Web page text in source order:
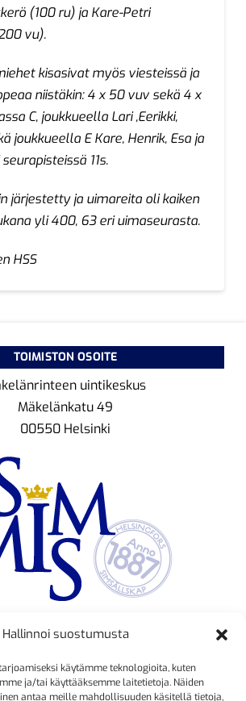
Hallinnoi suostumusta
käytämme teknologioita, kuten
ja/tai käyttääksemme laitetietoja. Näiden
antaa meille mahdollisuuden käsitellä tietoja,
(100 ru) ja Kare-Petri
vu).
kisasivat myös viesteissä ja
niistäkin: 4 x 50 vuv sekä 4 x
C, joukkueella Lari ,Eerikki,
joukkueella E Kare, Henrik, Esa ja
11s.
järjestetty ja uimareita oli kaiken
yli 400, 63 eri uimaseurasta.
HSS
TOIMISTON OSOITE
uintikeskus
Mäkelänkatu 49
00550 Helsinki
Kristiina Mäkinen